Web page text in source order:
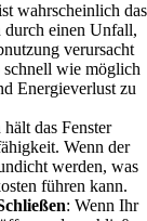
wahrscheinlich das
durch einen Unfall,
verursacht
schnell wie möglich
Energieverlust zu
das Fenster
Wenn der
werden, was
führen kann.
: Wenn Ihr